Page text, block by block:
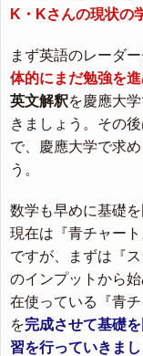
K・Kさんの現状の
まず英語のレーダ
体的にまだ勉強を
英文解釈を慶應大
きましょう。その
で、慶應大学で求
う。
数学も早めに基礎
現在は『青チャー
ですが、まずは『
のインプットから
在使っている『青
を完成させて基礎
習を行っていきまし